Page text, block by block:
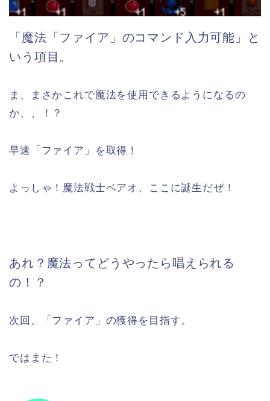
「魔法「ファイア」のコマンド入力可能」と
いう項目。
ま、まさかこれで魔法を使用できるようになるの
か、、！？
早速「ファイア」を取得！
よっしゃ！魔法戦士ベアオ、ここに誕生だぜ！
あれ？魔法ってどうやったら唱えられる
の！？
次回、「ファイア」の獲得を目指す。
ではまた！